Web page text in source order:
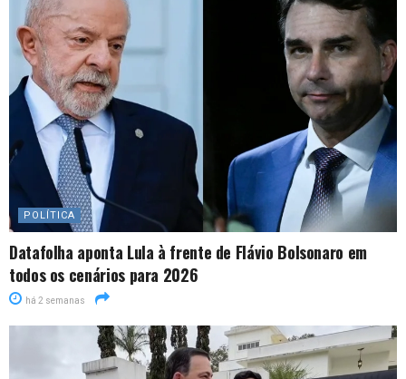
POLÍTICA
Datafolha aponta Lula à frente de Flávio Bolsonaro em
todos os cenários para 2026
há 2 semanas